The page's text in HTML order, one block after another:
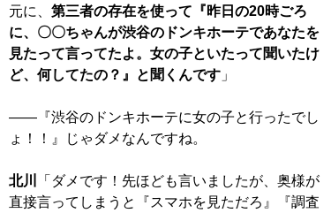
元に、 第三者の存在を使って『昨日の20時ごろ
に、〇〇ちゃんが渋谷のドンキホーテであなたを
見たって言ってたよ。女の子といたって聞いたけ
ど、何してたの？』と聞くんです 」
――『渋谷のドンキホーテに女の子と行ったでし
ょ！！』じゃダメなんですね。
北川
「ダメです！先ほども言いましたが、奥様が
直接言ってしまうと『スマホを見ただろ』『調査